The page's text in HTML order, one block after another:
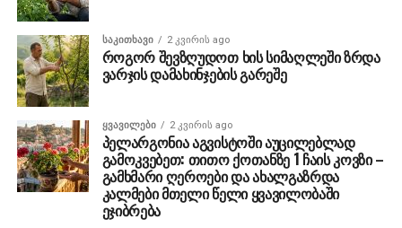
ᲡᲐᲙᲘᲗᲮᲐᲕᲘ 2 კვირის ago
როგორ შევზღუდოთ ხის სიმაღლეში ზრდა
ვარჯის დამახინჯების გარეშე
ᲧᲕᲐᲕᲘᲚᲔᲑᲘ 2 კვირის ago
პელარგონია აგვისტოში აუცილებლად
გამოკვებეთ: თითო ქოთანზე 1 ჩაის კოვზი –
გამხმარი ღეროები და ახალგაზრდა
კალმები მთელი წელი ყვავილობაში
ეჯიბრება